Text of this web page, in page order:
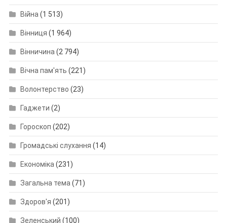
Війна (1 513)
Вінниця (1 964)
Вінничина (2 794)
Вічна пам'ять (221)
Волонтерство (23)
Гаджети (2)
Гороскоп (202)
Громадські слухання (14)
Економіка (231)
Загальна тема (71)
Здоров'я (201)
Зеленський (100)